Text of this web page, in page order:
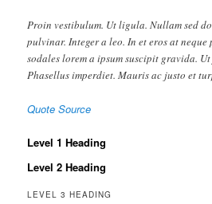
Proin vestibulum. Ut ligula. Nullam sed
pulvinar. Integer a leo. In et eros at neque
sodales lorem a ipsum suscipit gravida.
Phasellus imperdiet. Mauris ac justo et
Quote Source
Level 1 Heading
Level 2 Heading
LEVEL 3 HEADING